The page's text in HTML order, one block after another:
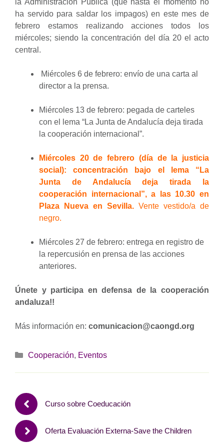
ha servido para saldar los impagos) en este mes de
febrero estamos realizando acciones todos los
miércoles; siendo la concentración del día 20 el acto
central.
Miércoles 6 de febrero: envío de una carta al
director a la prensa.
Miércoles 13 de febrero: pegada de carteles
con el lema “La Junta de Andalucía deja tirada
la cooperación internacional”.
Miércoles 20 de febrero (día de la justicia
social): concentración bajo el lema “La
Junta de Andalucía deja tirada la
cooperación internacional”, a las 10.30 en
Plaza Nueva en Sevilla. Vente vestido/a de
negro.
Miércoles 27 de febrero: entrega en registro de
la repercusión en prensa de las acciones
anteriores.
Únete y participa en defensa de la cooperación
andaluza!!
Más información en: comunicacion@caongd.org
Categorías
Cooperación, Eventos
Curso sobre Coeducación
Oferta Evaluación Externa-Save the Children